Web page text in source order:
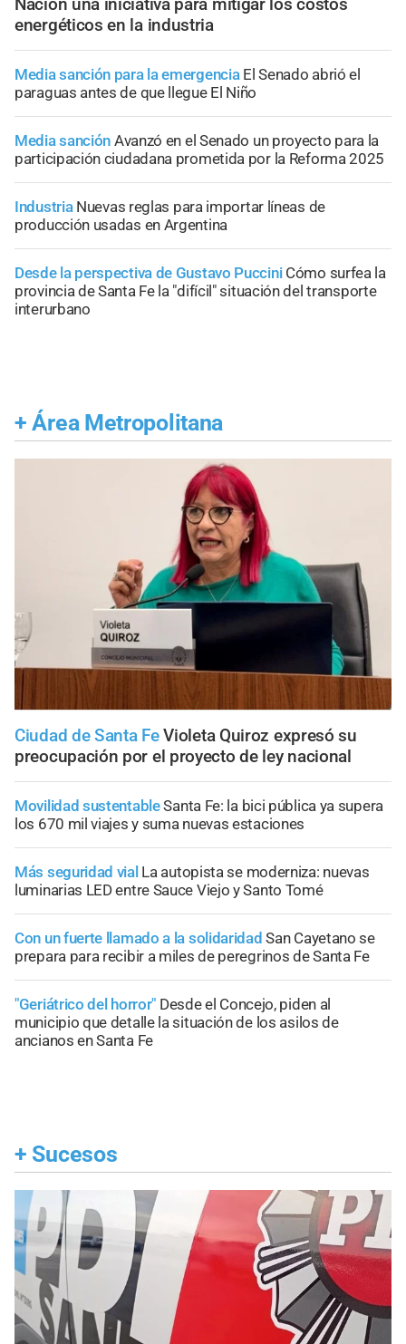
Nación una iniciativa para mitigar los costos
energéticos en la industria
Media sanción para la emergencia El Senado abrió el
paraguas antes de que llegue El Niño
Media sanción Avanzó en el Senado un proyecto para la
participación ciudadana prometida por la Reforma 2025
Industria Nuevas reglas para importar líneas de
producción usadas en Argentina
Desde la perspectiva de Gustavo Puccini Cómo surfea la
provincia de Santa Fe la "difícil" situación del transporte
interurbano
+ Área Metropolitana
Ciudad de Santa Fe Violeta Quiroz expresó su
preocupación por el proyecto de ley nacional
Movilidad sustentableSanta Fe: la bici pública ya supera
los 670 mil viajes y suma nuevas estaciones
Más seguridad vial La autopista se moderniza: nuevas
luminarias LED entre Sauce Viejo y Santo Tomé
Con un fuerte llamado a la solidaridad San Cayetano se
prepara para recibir a miles de peregrinos de Santa Fe
"Geriátrico del horror" Desde el Concejo, piden al
municipio que detalle la situación de los asilos de
ancianos en Santa Fe
+ Sucesos